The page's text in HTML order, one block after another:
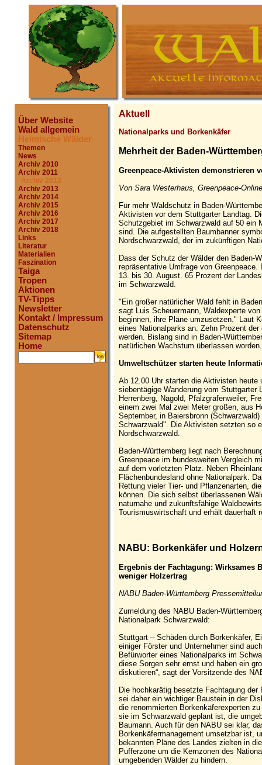
Über Website
Wald allgemein
Heimische Wälder
Themen
News
Archiv 2010
Archiv 2011
Archiv 2012
Archiv 2013
Archiv 2014
Archiv 2015
Archiv 2016
Archiv 2017
Archiv 2018
Links
Literatur
Materialien
Faszination
Taiga
Tropen
Aktionen
TV-Tipps
Newsletter
Kontakt / Impressum
Datenschutz
Sitemap
Home
.
Aktuell
Nationalparks und Borkenkäfer
Mehrheit der Baden-
Greenpeace-Aktivisten demonstrieren
Von Sara Westerhaus, Greenpeace-
Für mehr Waldschutz in Baden-
Aktivisten vor dem Stuttgarter Landtag.
Schutzgebiet im Schwarzwald auf 50 ein
sind. Die aufgestellten Baumbanner
Nordschwarzwald, der im zukünftigen
Dass der Schutz der Wälder den Baden-
repräsentative Umfrage von
13. bis 30. August. 65 Prozent der
im Schwarzwald.
"Ein großer natürlicher Wald fehlt in
sagt Luis Scheuermann, Waldexperte
beginnen, ihre Pläne umzusetzen." Laut
eines Nationalparks an. Zehn Prozent
werden. Bislang sind in Baden-
natürlichen Wachstum überlassen worden.
Umweltschützer starten heute
Ab 12.00 Uhr starten die Aktivisten heute
siebentägige Wanderung vom Stuttgarter
Herrenberg, Nagold, Pfalzgrafenweiler,
einem zwei Mal zwei Meter großen, aus
September, in Baiersbronn
Schwarzwald". Die Aktivisten setzten so
Nordschwarzwald.
Baden-Württemberg liegt nach
Greenpeace im bundesweiten Vergleich
auf dem vorletzten Platz. Neben
Flächenbundesland ohne Nationalpark.
Rettung vieler Tier- und Pflanzenarten,
können. Die sich selbst überlassenen
naturnahe und zukunftsfähige
Tourismuswirtschaft und erhält dauerhaft
NABU: Borkenkäfer und
Ergebnis der Fachtagung: Wirksames
weniger Holzertrag
NABU Baden-Württemberg
Zumeldung des NABU Baden-
Nationalpark Schwarzwald:
Stuttgart – Schäden durch Borkenkäfer,
einiger Förster und Unternehmer sind
Befürworter eines Nationalparks im
diese Sorgen sehr ernst und haben ein
diskutieren“, sagt der Vorsitzende des
Die hochkarätig besetzte Fachtagung
sei daher ein wichtiger Baustein in der
die renommierten Borkenkäferexperten
sie im Schwarzwald geplant ist, die
Baumann. Auch für den NABU sei klar,
Borkenkäfermanagement umsetzbar ist,
bekannten Pläne des Landes zielten in
Pufferzone um die Kernzonen des
umgebenden Wälder zu hindern.